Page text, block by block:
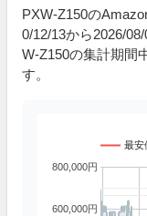
PXW-Z150の
0/12/13から2026/
W-Z150の集計期間
す。
最安
600,000円
800,000円